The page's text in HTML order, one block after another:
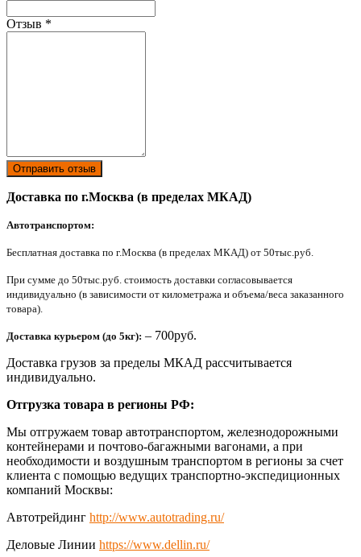
Отзыв *
Отправить отзыв
Доставка по г.Москва (в пределах МКАД)
Автотранспортом:
Бесплатная доставка по г.Москва (в пределах МКАД) от 50тыс.руб.
При сумме до 50тыс.руб. стоимость доставки согласовывается
индивидуально (в зависимости от километража и объема/веса заказанного
товара).
Доставка курьером (до 5кг): – 700руб.
Доставка грузов за пределы МКАД рассчитывается
индивидуально.
Отгрузка товара в регионы РФ:
Мы отгружаем товар автотранспортом, железнодорожными
контейнерами и почтово-багажными вагонами, а при
необходимости и воздушным транспортом в регионы за счет
клиента с помощью ведущих транспортно-экспедиционных
компаний Москвы:
Автотрейдинг http://www.autotrading.ru/
Деловые Линии https://www.dellin.ru/